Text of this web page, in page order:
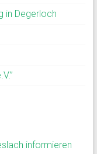
in Degerloch
informieren